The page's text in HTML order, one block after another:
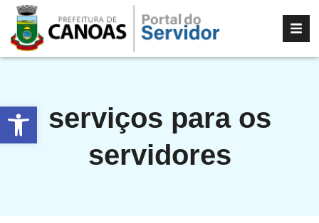
Abrir a barra de ferramentas
serviços para os
servidores